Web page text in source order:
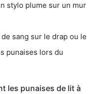
stylo plume sur un mur
sang sur le drap ou le
punaises lors du
les punaises de lit à